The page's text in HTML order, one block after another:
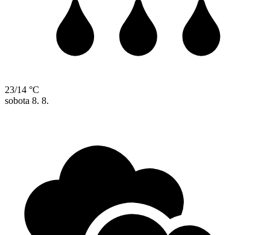
23/14 °C
sobota 8. 8.